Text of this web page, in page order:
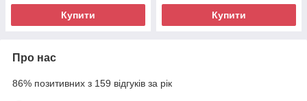
Купити Купити
Про нас
86% позитивних з 159 відгуків за рік